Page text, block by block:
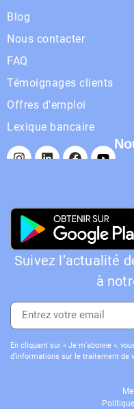
Blog
Nous contacter
FAQ
Témoignages clients
Offres d'emploi
Lexique bancaire
Suivez l’actualité
à
En cliquant sur « Je m’abonne »,
d’informations sur le traitement de